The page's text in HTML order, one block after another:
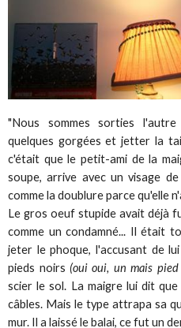
"Nous sommes sorties
quelques gorgées et jetter la
c'était que le petit-ami de la
soupe, arrive avec un visage
comme la doublure parce qu'elle
Le gros oeuf stupide avait déjà
comme un condamné... Il était
jeter le phoque, l'accusant de
pieds noirs (oui oui, un mais
scier le sol. La maigre lui dit
câbles. Mais le type attrapa sa
mur. Il a laissé le balai, ce fut un